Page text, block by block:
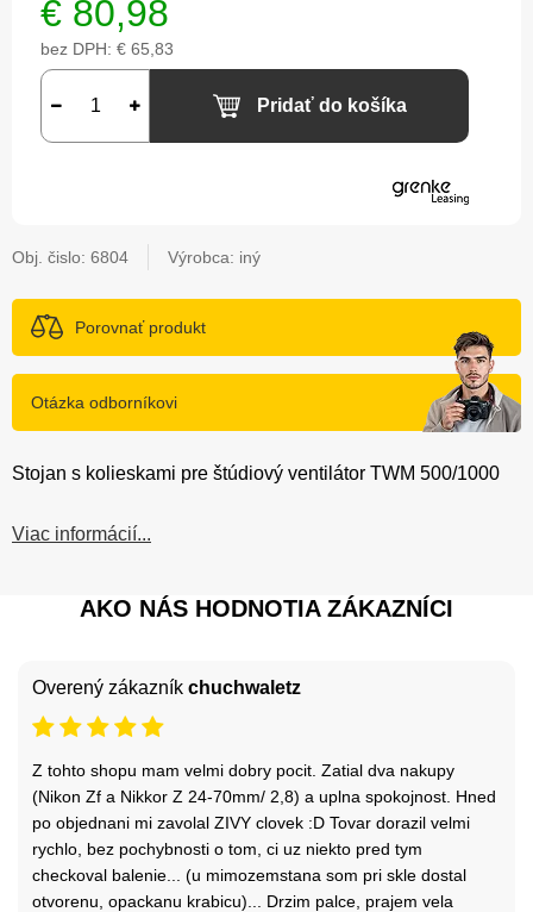
€ 80,98
bez DPH: € 65,83
Pridať do košíka
Obj. čislo: 6804 Výrobca: iný
Porovnať produkt
Otázka odborníkovi
Stojan s kolieskami pre štúdiový ventilátor TWM 500/1000
Viac informácií...
AKO NÁS HODNOTIA ZÁKAZNÍCI
Overený zákazník chuchwaletz
Z tohto shopu mam velmi dobry pocit. Zatial dva nakupy
(Nikon Zf a Nikkor Z 24-70mm/ 2,8) a uplna spokojnost. Hned
po objednani mi zavolal ZIVY clovek :D Tovar dorazil velmi
rychlo, bez pochybnosti o tom, ci uz niekto pred tym
checkoval balenie... (u mimozemstana som pri skle dostal
otvorenu, opackanu krabicu)... Drzim palce, prajem vela